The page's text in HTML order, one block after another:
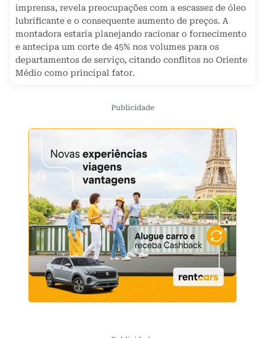
imprensa, revela preocupações com a escassez de óleo
lubrificante e o consequente aumento de preços. A
montadora estaria planejando racionar o fornecimento
e antecipa um corte de 45% nos volumes para os
departamentos de serviço, citando conflitos no Oriente
Médio como principal fator.
Publicidade